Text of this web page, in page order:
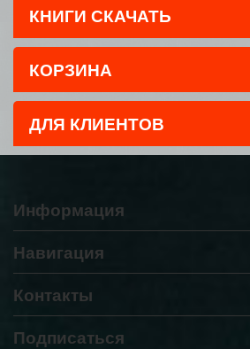
КНИГИ СКАЧАТЬ
КОРЗИНА
ДЛЯ КЛИЕНТОВ
Информация
Навигация
Контакты
Подписаться